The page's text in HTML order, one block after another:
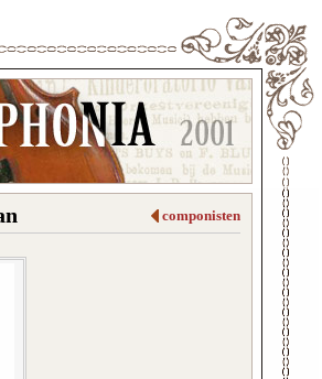
componisten